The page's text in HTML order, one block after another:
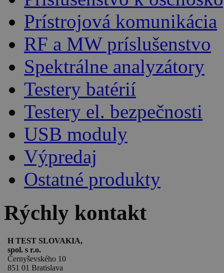
Prístrojová komunikácia
RF a MW príslušenstvo
Spektrálne analyzátory
Testery batérií
Testery el. bezpečnosti
USB moduly
Výpredaj
Ostatné produkty
Rýchly kontakt
H TEST SLOVAKIA,
spol. s r.o.
Černyševského 10
851 01 Bratislava